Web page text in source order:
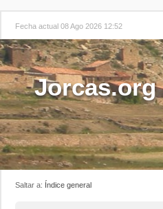
Fecha actual 08 Ago 2026 12:52
Jorcas.org
Saltar a: Índice general